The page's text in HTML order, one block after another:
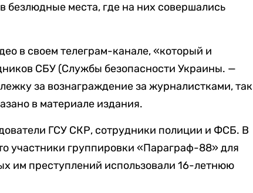
безлюдные места, где на них совершались
в своем телеграм-канале, «который и
СБУ (Службы безопасности Украины. —
за вознаграждение за журналистками, так
в материале издания.
ГСУ СКР, сотрудники полиции и ФСБ. В
участники группировки «Параграф-88» для
им преступлений использовали 16-летнюю